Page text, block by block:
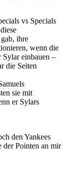
vs Specials
ihre
wenn die
Sylar einbauen –
die Seiten
sie mit
er Sylars
den Yankees
der Pointen an mir